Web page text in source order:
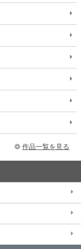
作品一覧を見る